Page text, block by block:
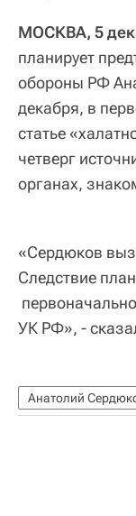
МОСКВА, 5
планирует
обороны РФ
декабря, в
статье
четверг
органах,
«Сердюков
Следствие
УК РФ», -
Анатолий